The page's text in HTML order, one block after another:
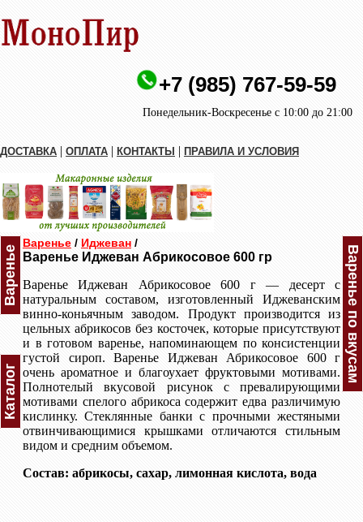
+7 (985) 767-59-59
Понедельник-Воскресенье с 10:00 до 21:00
ДОСТАВКА | ОПЛАТА | КОНТАКТЫ | ПРАВИЛА И УСЛОВИЯ
Варенье
Каталог
Варенье / Иджеван /
Варенье Иджеван Абрикосовое 600 гр
Варенье Иджеван Абрикосовое 600 г — десерт с
натуральным составом, изготовленный Иджеванским
винно-коньячным заводом. Продукт производится из
цельных абрикосов без косточек, которые присутствуют
и в готовом варенье, напоминающем по консистенции
густой сироп. Варенье Иджеван Абрикосовое 600 г
очень ароматное и благоухает фруктовыми мотивами.
Полнотелый вкусовой рисунок с превалирующими
мотивами спелого абрикоса содержит едва различимую
кислинку. Стеклянные банки с прочными жестяными
отвинчивающимися крышками отличаются стильным
видом и средним объемом.
Состав: абрикосы, сахар, лимонная кислота, вода
Варенье по вкусам